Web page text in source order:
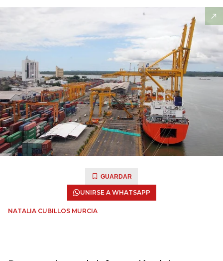
GUARDAR
UNIRSE A WHATSAPP
NATALIA CUBILLOS MURCIA